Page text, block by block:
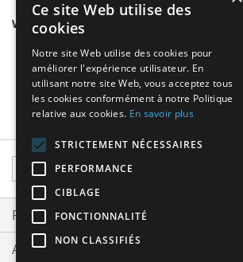
We found other products you might like!
Sign
Up
for
Our
Newsletter:
Privacy and Cookie Policy
Advanced Search
Ce site Web utilise des
cookies
Notre site Web utilise des cookies pour
améliorer l'expérience utilisateur. En
utilisant notre site Web, vous acceptez tous
les cookies conformément à notre Politique
relative aux cookies. En savoir plus
STRICTEMENT NÉCESSAIRES
PERFORMANCE
CIBLAGE
FONCTIONNALITÉ
NON CLASSIFIÉS